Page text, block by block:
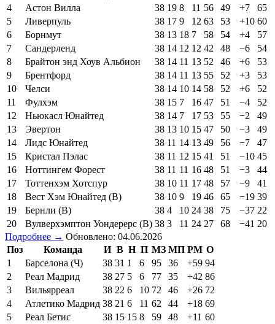
4
Астон Вилла 38 19 8 11 56 49 +7
65
5
Ливерпуль 38 17 9 12 63 53 +10 60
6
Борнмут 38 13 18 7 58 54 +4
57
7
Сандерленд 38 14 12 12 42 48 −6
54
8
Брайтон энд Хоув Альбион 38 14 11 13 52 46 +6
53
9
Брентфорд 38 14 11 13 55 52 +3
53
10
Челси 38 14 10 14 58 52 +6
52
11
Фулхэм 38 15 7 16 47 51 −4
52
12
Ньюкасл Юнайтед 38 14 7 17 53 55 −2
49
13
Эвертон 38 13 10 15 47 50 −3
49
14
Лидс Юнайтед 38 11 14 13 49 56 −7
47
15
Кристал Пэлас 38 11 12 15 41 51 −10 45
16
Ноттингем Форест 38 11 11 16 48 51 −3
44
17
Тоттенхэм Хотспур 38 10 11 17 48 57 −9
41
18
Вест Хэм Юнайтед (В) 38 10 9 19 46 65 −19 39
19
Бернли (В) 38 4 10 24 38 75 −37 22
20
Вулверхэмптон Уондерерс (В) 38 3 11 24 27 68 −41 20
Подробнее → Обновлено: 04.06.2026
Поз
Команда И В Н П МЗ МП РМ О
1
Барселона (Ч) 38 31 1 6 95 36 +59 94
2
Реал Мадрид 38 27 5 6 77 35 +42 86
3
Вильярреал 38 22 6 10 72 46 +26 72
4
Атлетико Мадрид 38 21 6 11 62 44 +18 69
5
Реал Бетис 38 15 15 8 59 48 +11 60